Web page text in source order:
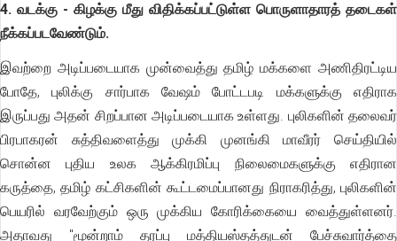
4. வடக்கு - கிழக்கு மீது விதிக்கப்பட்டுள்ள பொருளாதாரத் தடைகள்
நீக்கப்படவேண்டும்.
இவற்றை அடிப்படையாக முன்வைத்து தமிழ் மக்களை அணிதிரட்டிய
போதே, புலிக்கு சார்பாக வேஷம் போட்டபடி மக்களுக்கு எதிராக
இருப்பது அதன் சிறப்பான அடிப்படையாக உள்ளது. புலிகளின் தலைவர்
பிரபாகரன் சுத்திவளைத்து முக்கி முனங்கி மாவீரர் செய்தியில்
சொன்ன புதிய உலக ஆக்கிரமிப்பு நிலைமைகளுக்கு எதிரான
கருத்தை, தமிழ் கட்சிகளின் கூட்டமைப்பானது நிராகரித்து, புலிகளின்
பெயரில் வரவேற்கும் ஒரு முக்கிய கோரிக்கையை வைத்துள்ளனர்.
அதாவது "மூன்றாம் தரப்பு மத்தியஸ்தத்துடன் பேச்சுவார்த்தை